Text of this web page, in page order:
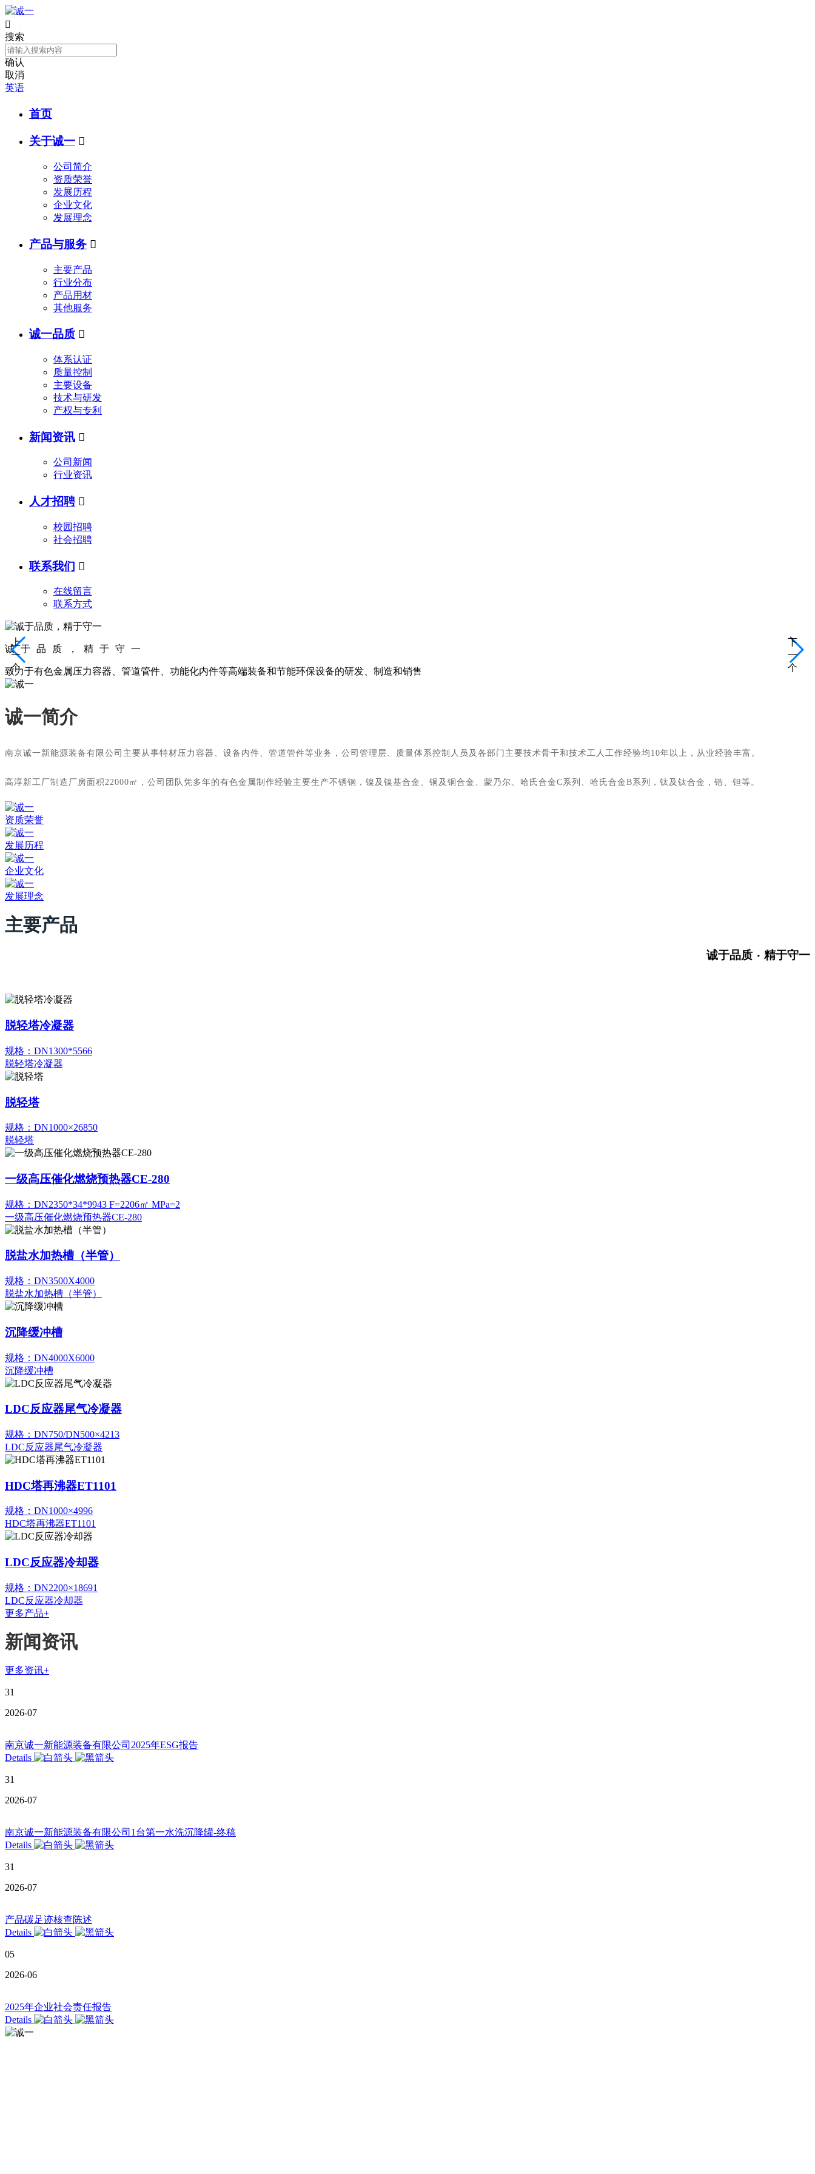

搜索
确认
取消
英语
首页
关于诚一 
公司简介
资质荣誉
发展历程
企业文化
发展理念
产品与服务 
主要产品
行业分布
产品用材
其他服务
诚一品质 
体系认证
质量控制
主要设备
技术与研发
产权与专利
新闻资讯 
公司新闻
行业资讯
人才招聘 
校园招聘
社会招聘
联系我们 
在线留言
联系方式
诚于品质，精于守一
致力于有色金属压力容器、管道管件、功能化内件等高端装备和节能环保设备的研发、制造和销售
上
一
个
下
一
个
诚一简介
南京诚一新能源装备有限公司主要从事特材压力容器、设备内件、管道管件等业务，公司管理层、质量体系控制人员及各部门主要技术骨干和技术工人工作经验均10年以上，从业经验丰富。
高淳新工厂制造厂房面积22000㎡，公司团队凭多年的有色金属制作经验主要生产不锈钢，镍及镍基合金、铜及铜合金、蒙乃尔、哈氏合金C系列、哈氏合金B系列，钛及钛合金，锆、钽等。
资质荣誉
发展历程
企业文化
发展理念
主要产品
诚于品质 ． 精于守一
脱轻塔冷凝器
规格：DN1300*5566
脱轻塔冷凝器
脱轻塔
规格：DN1000×26850
脱轻塔
一级高压催化燃烧预热器CE-280
规格：DN2350*34*9943 F=2206㎡ MPa=2
一级高压催化燃烧预热器CE-280
脱盐水加热槽（半管）
规格：DN3500X4000
脱盐水加热槽（半管）
沉降缓冲槽
规格：DN4000X6000
沉降缓冲槽
LDC反应器尾气冷凝器
规格：DN750/DN500×4213
LDC反应器尾气冷凝器
HDC塔再沸器ET1101
规格：DN1000×4996
HDC塔再沸器ET1101
LDC反应器冷却器
规格：DN2200×18691
LDC反应器冷却器
更多产品+
新闻资讯
更多资讯+
31
2026-07
南京诚一新能源装备有限公司2025年ESG报告
Details
31
2026-07
南京诚一新能源装备有限公司1台第一水洗沉降罐-终稿
Details
31
2026-07
产品碳足迹核查陈述
Details
05
2026-06
2025年企业社会责任报告
Details